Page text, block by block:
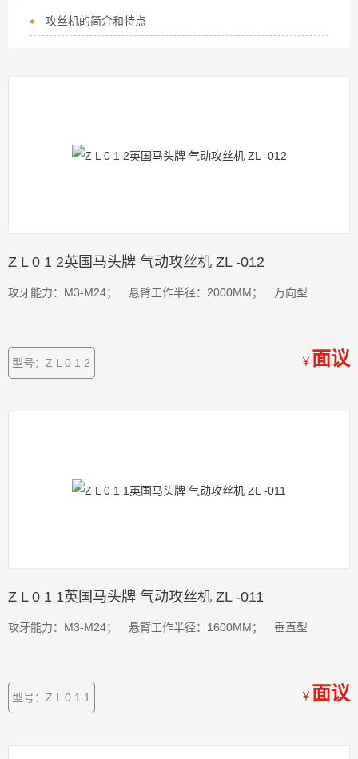
攻丝机的简介和特点
Z L 0 1 2英国马头牌 气动攻丝机 ZL -012
攻牙能力：M3-M24； 悬臂工作半径：2000MM； 万向型
型号：Z L 0 1 2 ￥ 面议
Z L 0 1 1英国马头牌 气动攻丝机 ZL -011
攻牙能力：M3-M24； 悬臂工作半径：1600MM； 垂直型
型号：Z L 0 1 1 ￥ 面议